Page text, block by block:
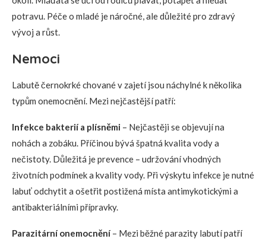
potravu. Péče o mladé je náročné, ale důležité pro zdravý
vývoj a růst.
Nemoci
Labutě černokrké chované v zajetí jsou náchylné k několika
typům onemocnění. Mezi nejčastější patří:
Infekce bakterií a plísněmi – Nejčastěji se objevují na
nohách a zobáku. Příčinou bývá špatná kvalita vody a
nečistoty. Důležitá je prevence – udržování vhodných
životních podmínek a kvality vody. Při výskytu infekce je nutné
labuť odchytit a ošetřit postižená místa antimykotickými a
antibakteriálními přípravky.
Parazitární onemocnění– Mezi běžné parazity labutí patří